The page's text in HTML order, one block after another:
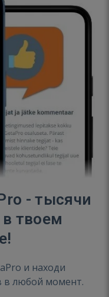
- тысячи
твоем
и находи
в любой момент.